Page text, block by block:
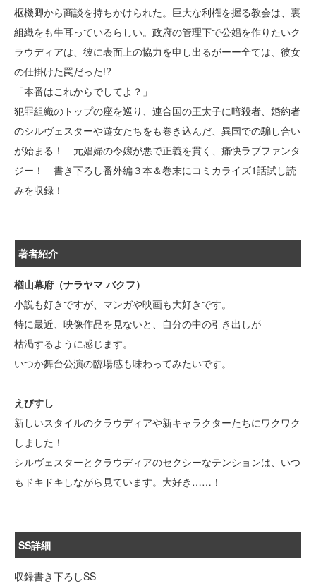
枢機卿から商談を持ちかけられた。巨大な利権を握る教会は、裏
組織をも牛耳っているらしい。政府の管理下で公娼を作りたいク
ラウディアは、彼に表面上の協力を申し出るがーー全ては、彼女
の仕掛けた罠だった!?
「本番はこれからでしてよ？」
犯罪組織のトップの座を巡り、連合国の王太子に暗殺者、婚約者
のシルヴェスターや遊女たちをも巻き込んだ、異国での騙し合い
が始まる！ 元娼婦の令嬢が悪で正義を貫く、痛快ラブファンタ
ジー！ 書き下ろし番外編３本＆巻末にコミカライズ1話試し読
みを収録！
著者紹介
楢山幕府（ナラヤマ バクフ）
小説も好きですが、マンガや映画も大好きです。
特に最近、映像作品を見ないと、自分の中の引き出しが
枯渇するように感じます。
いつか舞台公演の臨場感も味わってみたいです。
えびすし
新しいスタイルのクラウディアや新キャラクターたちにワクワク
しました！
シルヴェスターとクラウディアのセクシーなテンションは、いつ
もドキドキしながら見ています。大好き……！
SS詳細
収録書き下ろしSS